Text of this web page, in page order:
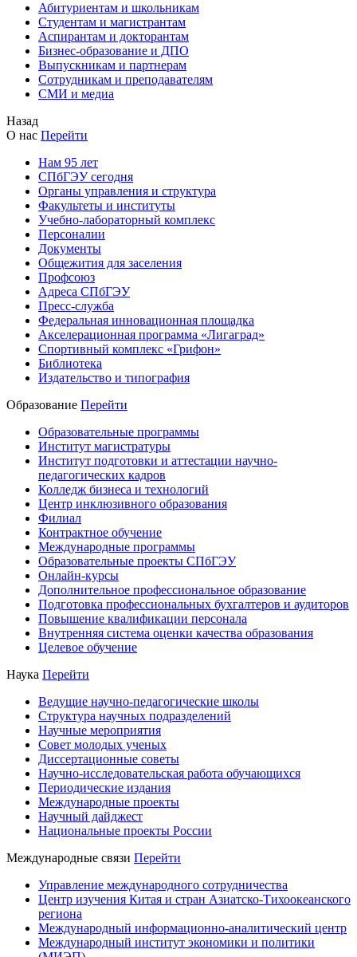
Абитуриентам и школьникам
Студентам и магистрантам
Аспирантам и докторантам
Бизнес-образование и ДПО
Выпускникам и партнерам
Сотрудникам и преподавателям
СМИ и медиа
Назад
О нас Перейти
Нам 95 лет
СПбГЭУ сегодня
Органы управления и структура
Факультеты и институты
Учебно-лабораторный комплекс
Персоналии
Документы
Общежития для заселения
Профсоюз
Адреса СПбГЭУ
Пресс-служба
Федеральная инновационная площадка
Акселерационная программа «Лигаград»­­
Спортивный комплекс «Грифон»
Библиотека
Издательство и типография
Образование Перейти
Образовательные программы
Институт магистратуры
Институт подготовки и аттестации научно-
педагогических кадров
Колледж бизнеса и технологий
Центр инклюзивного образования
Филиал
Контрактное обучение
Международные программы
Образовательные проекты СПбГЭУ
Онлайн-курсы
Дополнительное профессиональное образование
Подготовка профессиональных бухгалтеров и аудиторов
Повышение квалификации персонала
Внутренняя система оценки качества образования
Целевое обучение
Наука Перейти
Ведущие научно-педагогические школы
Структура научных подразделений
Научные мероприятия
Совет молодых ученых
Диссертационные советы
Научно-исследовательская работа обучающихся
Периодические издания
Международные проекты
Научный дайджест
Национальные проекты России
Международные связи Перейти
Управление международного сотрудничества
Центр изучения Китая и стран Азиатско-Тихоокеанского
региона
Международный информационно-аналитический центр
Международный институт экономики и политики